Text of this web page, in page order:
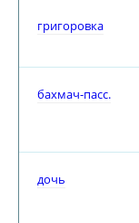
григоровка
бахмач-пасс.
дочь